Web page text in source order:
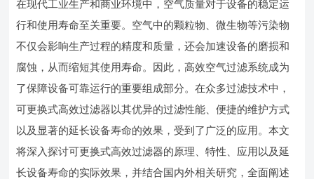
在现代工业生产和商业环境中，空气质量对于设备的稳定运
行和使用寿命至关重要。空气中的颗粒物、微生物等污染物
不仅会影响生产过程的精度和质量，还会加速设备的磨损和
腐蚀，从而缩短其使用寿命。因此，高效空气过滤系统成为
了保障设备可靠运行的重要组成部分。在众多过滤技术中，
可更换式高效过滤器以其优异的过滤性能、便捷的维护方式
以及显著的延长设备寿命的效果，受到了广泛的应用。本文
将深入探讨可更换式高效过滤器的原理、特性、应用以及延
长设备寿命的实际效果，并结合国内外相关研究，全面阐述